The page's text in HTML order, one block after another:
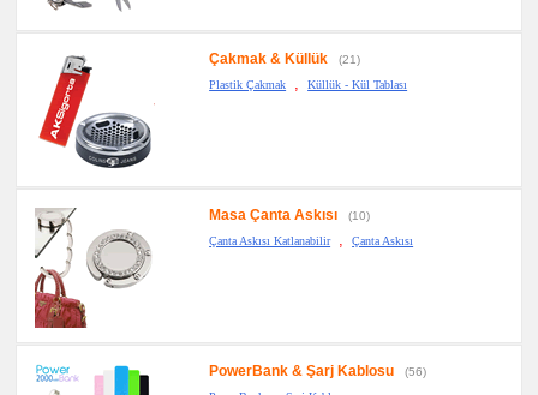
Çakmak & Küllük
(21)
Plastik Çakmak
, Küllük - Kül Tablası
Masa Çanta Askısı
(10)
Çanta Askısı Katlanabilir
, Çanta Askısı
PowerBank & Şarj Kablosu
(56)